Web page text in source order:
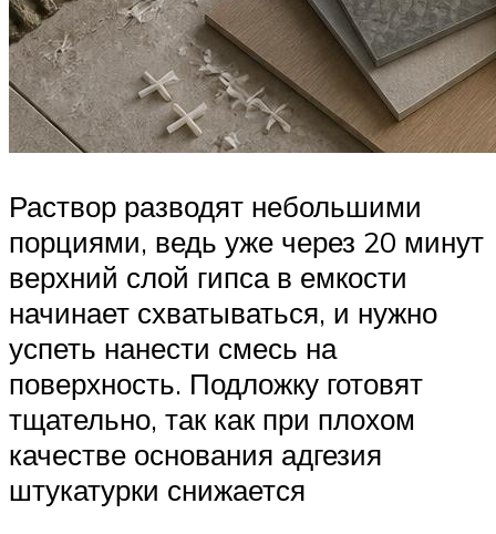
Раствор разводят небольшими
порциями, ведь уже через 20 минут
верхний слой гипса в емкости
начинает схватываться, и нужно
успеть нанести смесь на
поверхность. Подложку готовят
тщательно, так как при плохом
качестве основания адгезия
штукатурки снижается